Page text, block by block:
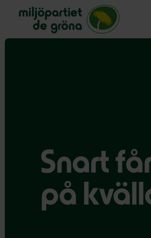
Miljöpartiet de gröna, startsida
Snart
på